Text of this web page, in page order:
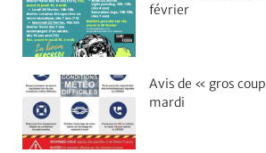
février
Avis de « gros
mardi